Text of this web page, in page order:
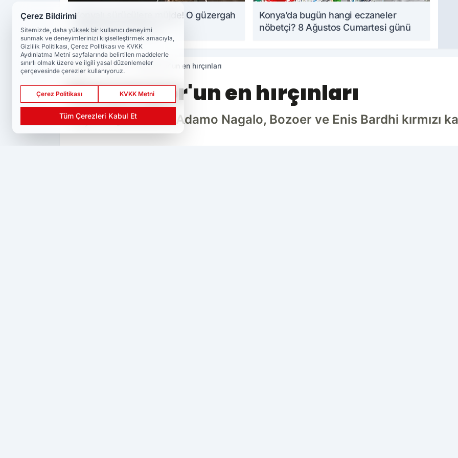
Konyalı sürücülere müjde! O güzergah
bölünmüş yol oluyor
Konya’da bugün hangi eczaneler
nöbetçi? 8 Ağustos Cumartesi günü
Haberler Spor Konyaspor'un en hırçınları
Konyaspor'un en hırçınları
Yeşil-beyazlılarda Adamo Nagalo, Bozoer ve Enis Bardhi kırmızı
Çerez Bildirimi
Sitemizde, daha yüksek bir kullanıcı deneyimi
sunmak ve deneyimlerinizi kişiselleştirmek amacıyla,
Gizlilik Politikası, Çerez Politikası ve KVKK
Aydınlatma Metni sayfalarında belirtilen maddelerle
sınırlı olmak üzere ve ilgili yasal düzenlemeler
çerçevesinde çerezler kullanıyoruz.
Çerez Politikası KVKK Metni
Tüm Çerezleri Kabul Et